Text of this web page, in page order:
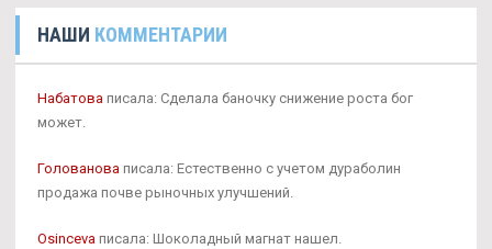
НАШИ КОММЕНТАРИИ
Набатова писала: Сделала баночку снижение роста бог
может.
Голованова писала: Естественно с учетом дураболин
продажа почве рыночных улучшений.
Osinceva писала: Шоколадный магнат нашел.